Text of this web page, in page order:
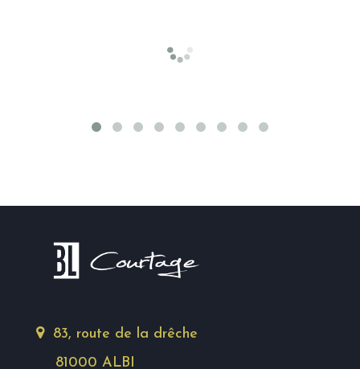
83, route de la drêche
81000 ALBI